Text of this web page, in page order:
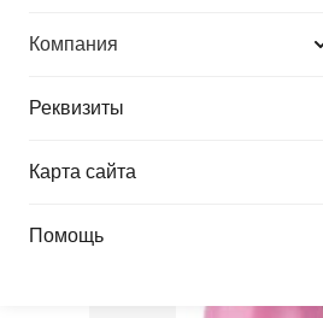
Компания
Реквизиты
Карта сайта
Помощь
Е 12" Пастель Retro
в достаточном